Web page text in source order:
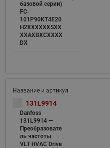
базовой серии)
FC-
101P90KT4E20
H2XXXXXXSXX
XXAXBXCXXXX
DX
131L9914
Danfoss
131L9914 —
Преобразовате
ль частоты
VLT HVAC Drive